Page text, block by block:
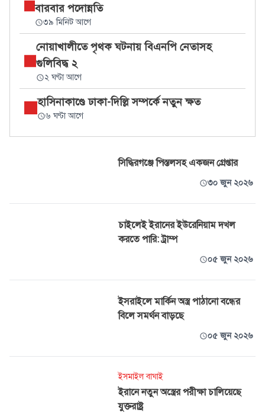
বারবার পদোন্নতি
৩৯ মিনিট আগে
নোয়াখালীতে পৃথক ঘটনায় বিএনপি নেতাসহ
গুলিবিদ্ধ ২
২ ঘণ্টা আগে
হাসিনাকাণ্ডে ঢাকা-দিল্লি সম্পর্কে নতুন ক্ষত
৬ ঘণ্টা আগে
‎সিদ্ধিরগঞ্জে পিস্তলসহ একজন গ্রেপ্তার
৩০ জুন ২০২৬
চাইলেই ইরানের ইউরেনিয়াম দখল
করতে পারি: ট্রাম্প
০৫ জুন ২০২৬
ইসরাইলে মার্কিন অস্ত্র পাঠানো বন্ধের
বিলে সমর্থন বাড়ছে
০৫ জুন ২০২৬
ইসমাইল বাঘাই
ইরানে নতুন অস্ত্রের পরীক্ষা চালিয়েছে
যুক্তরাষ্ট্র